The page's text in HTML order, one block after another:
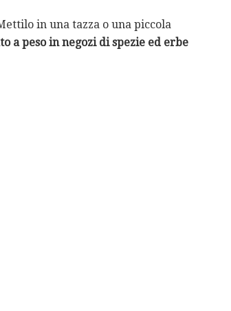
in una tazza o una piccola
a peso in negozi di spezie ed erbe